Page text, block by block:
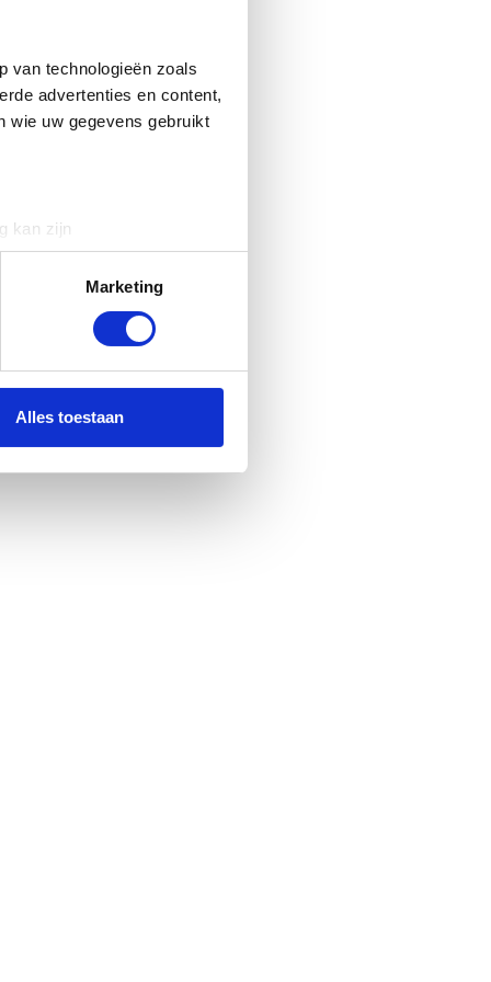
van technologieën zoals
advertenties en content,
wie uw gegevens gebruikt
kan zijn
detailgedeelte in. U kunt uw
partners voor social
die u aan ze heeft
Marketing
Alles toestaan